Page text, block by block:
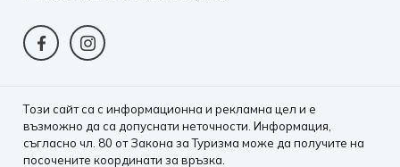
Tози сайт са с информационна и рекламна цел и е
възможно да са допуснати неточности. Информация,
съгласно чл. 80 от Закона за Туризма може да получите на
посочените координати за връзка.